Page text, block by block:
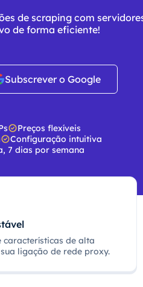
de scraping com
de forma eficiente!
Subscrever o Google
Preços flexíveis
Configuração intuitiva
7 dias por semana
características de alta
ligação de rede proxy.